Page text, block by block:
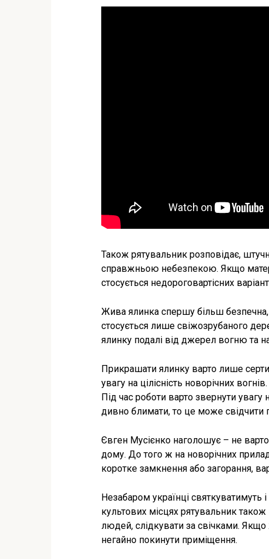
Також рятувальник розповідає,
справжньою небезпекою. Якщо
стосується недороговартісних
Жива ялинка спершу більш
стосується лише свіжозрубаного
ялинку подалі від джерел вогню та
Прикрашати ялинку варто лише
увагу на цілісність новорічних
Під час роботи варто звернути
дивно блимати, то це може свідчити
Євген Мусієнко наголошує – не
дому. До того ж на новорічних
коротке замкнення або загорання,
Незабаром українці
культових місцях рятувальник
людей, слідкувати за свічками.
негайно покинути приміщення.